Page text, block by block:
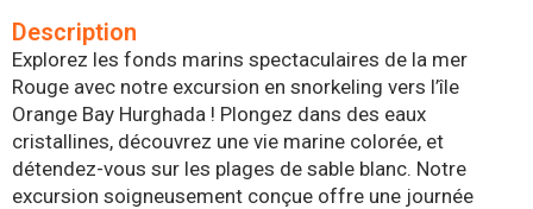
Description
Explorez les fonds marins spectaculaires de la mer
Rouge avec notre excursion en snorkeling vers l’île
Orange Bay Hurghada ! Plongez dans des eaux
cristallines, découvrez une vie marine colorée, et
détendez-vous sur les plages de sable blanc. Notre
excursion soigneusement conçue offre une journée